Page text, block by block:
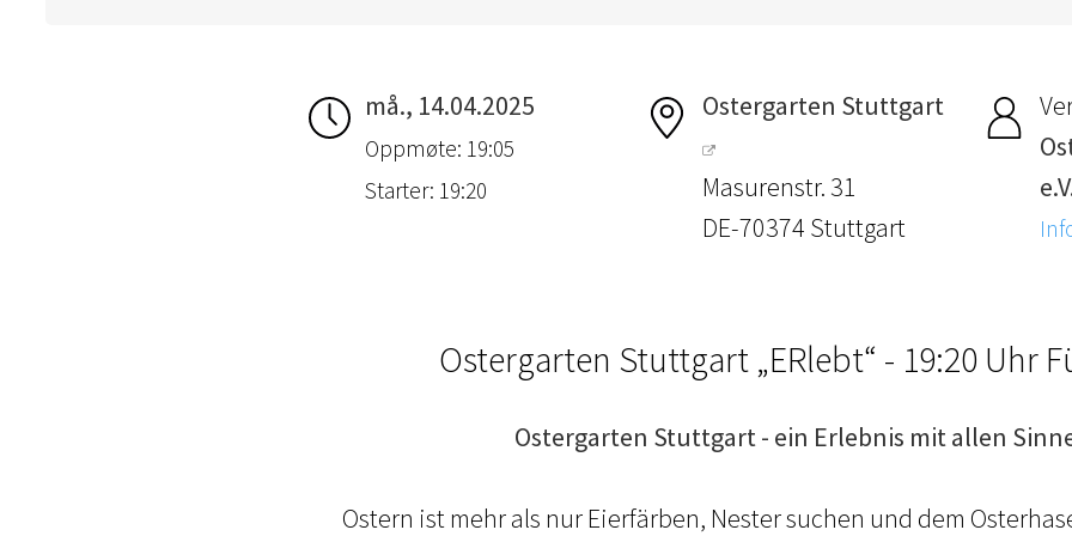
må., 14.04.2025
Oppmøte: 19:05
Starter: 19:20
Ostergarten Stuttgart
Masurenstr. 31
DE-70374 Stuttgart
Ostergarten Stuttgart „ERlebt“ - 19:20 Uhr
Ostergarten Stuttgart - ein Erlebnis mit allen
Ostern ist mehr als nur Eierfärben, Nester suchen und dem